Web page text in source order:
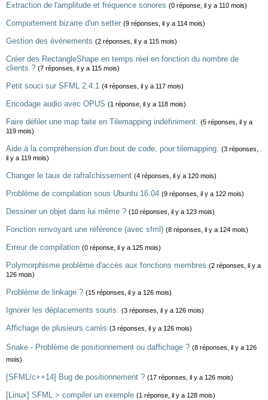
Extraction de l'amplitude et fréquence sonores (0 réponse, il y a 110 mois)
Comportement bizarre d'un setter (9 réponses, il y a 114 mois)
Gestion des évènements (2 réponses, il y a 115 mois)
Créer des RectangleShape en temps réel en fonction du nombre de
clients ? (7 réponses, il y a 115 mois)
Petit souci sur SFML 2.4.1 (4 réponses, il y a 117 mois)
Encodage audio avec OPUS (1 réponse, il y a 118 mois)
Faire défiler une map faite en Tilemapping indéfiniment. (5 réponses, il y a
119 mois)
Aide à la compréhension d'un bout de code, pour tilemapping. (3 réponses,
il y a 119 mois)
Changer le taux de rafraîchissement (4 réponses, il y a 120 mois)
Problème de compilation sous Ubuntu 16.04 (9 réponses, il y a 122 mois)
Dessiner un objet dans lui même ? (10 réponses, il y a 123 mois)
Fonction renvoyant une référence (avec sfml) (8 réponses, il y a 124 mois)
Erreur de compilation (0 réponse, il y a 125 mois)
Polymorphisme problème d'accès aux fonctions membres (2 réponses, il y a
126 mois)
Problème de linkage ? (15 réponses, il y a 126 mois)
Ignorer les déplacements souris. (3 réponses, il y a 126 mois)
Affichage de plusieurs carrés (3 réponses, il y a 126 mois)
Snake - Problème de positionnement ou daffichage ? (8 réponses, il y a 126
mois)
[SFML/c++14] Bug de positionnement ? (17 réponses, il y a 126 mois)
[Linux] SFML > compiler un exemple (1 réponse, il y a 128 mois)